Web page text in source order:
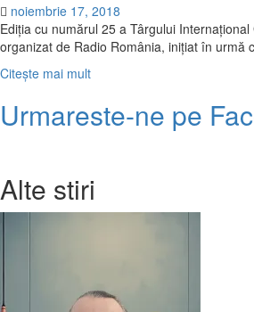
noiembrie 17, 2018
Ediția cu numărul 25 a Târgului
organizat de Radio România, inițiat în urmă
Citește mai multCitește
multe
despre
GAUDEAMUS
–
Carte
loc
Urmareste-ne pe
Alte stiri